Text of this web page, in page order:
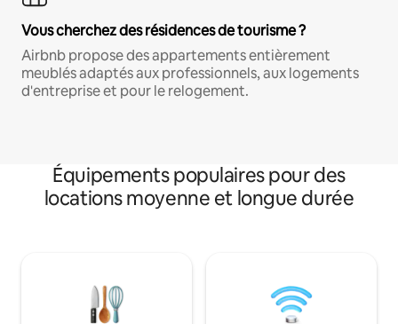
Vous cherchez des résidences de tourisme ?
Airbnb propose des appartements entièrement
meublés adaptés aux professionnels, aux logements
d'entreprise et pour le relogement.
Équipements populaires pour des
locations moyenne et longue durée